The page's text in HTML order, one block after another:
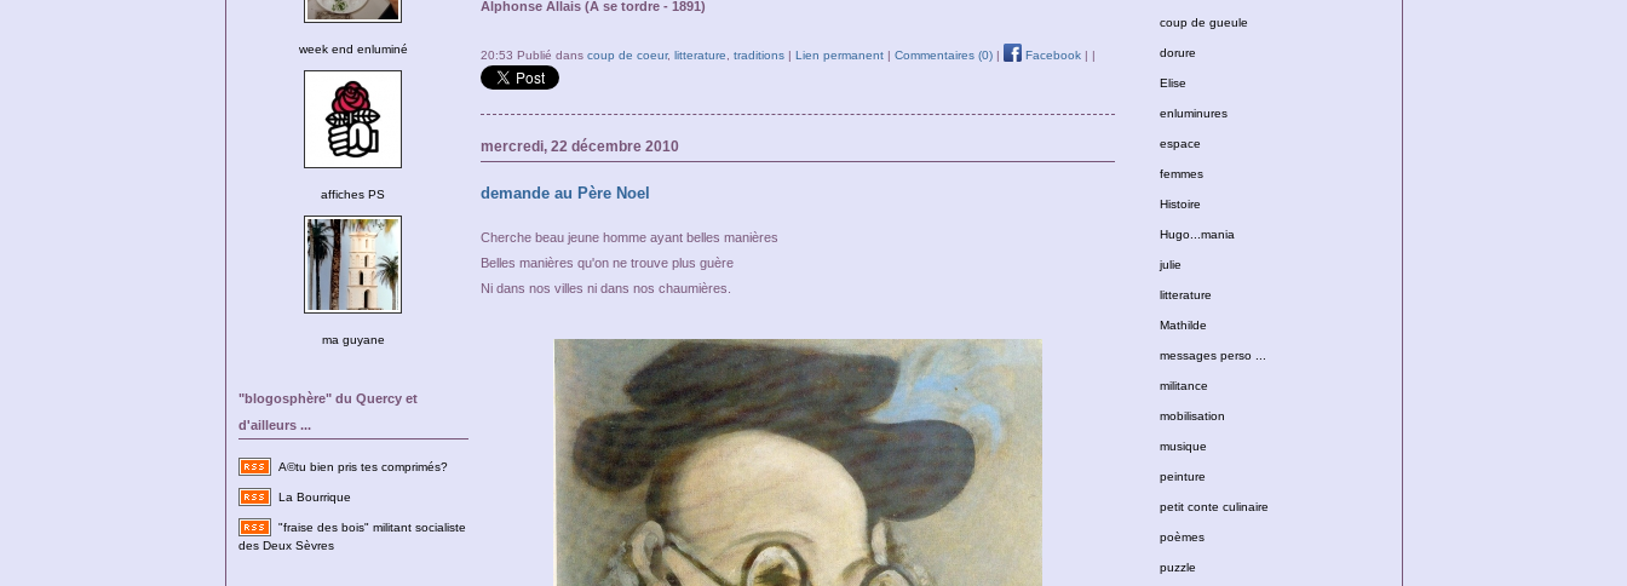
week end enluminé
affiches PS
ma guyane
"blogosphère" du Quercy et
d'ailleurs ...
A©tu bien pris tes comprimés?
La Bourrique
"fraise des bois" militant socialiste
des Deux Sèvres
coup de gueule
dorure
Elise
enluminures
espace
femmes
Histoire
Hugo...mania
julie
litterature
Mathilde
messages perso ...
militance
mobilisation
musique
peinture
petit conte culinaire
poèmes
puzzle
Alphonse Allais (À se tordre - 1891)
20:53 Publié dans coup de coeur, litterature traditions| Lien permanent| Commentaires (0)| Facebook| |
mercredi, 22 décembre 2010
demande au Père Noel
Cherche beau jeune homme ayant belles manières
Belles manières qu'on ne trouve plus guère
Ni dans nos villes ni dans nos chaumières.